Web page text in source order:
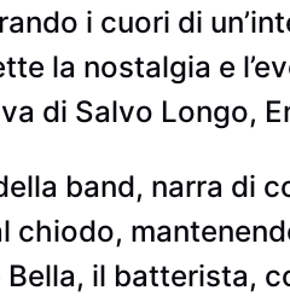
i cuori di
la nostalgia e
di Salvo Longo,
band, narra di
chiodo,
Bella, il batterista,